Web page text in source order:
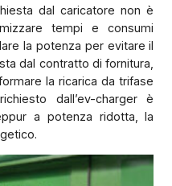
dal caricatore non è
tempi e consumi
la potenza per evitare il
dal contratto di fornitura,
la ricarica da trifase
dall’ev-charger è
a potenza ridotta, la